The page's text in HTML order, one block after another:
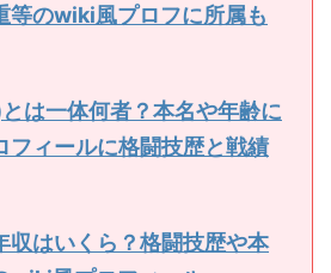
等のwiki風プロフに所属も
は一体何者？本名や年齢に
フィールに格闘技歴と戦績
収はいくら？格闘技歴や本